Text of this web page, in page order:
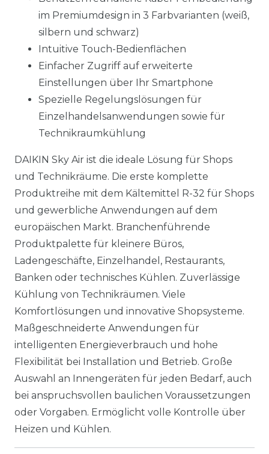
im Premiumdesign in 3 Farbvarianten (weiß,
silbern und schwarz)
Intuitive Touch-Bedienflächen
Einfacher Zugriff auf erweiterte
Einstellungen über Ihr Smartphone
Spezielle Regelungslösungen für
Einzelhandelsanwendungen sowie für
Technikraumkühlung
DAIKIN Sky Air ist die ideale Lösung für Shops
und Technikräume. Die erste komplette
Produktreihe mit dem Kältemittel R-32 für Shops
und gewerbliche Anwendungen auf dem
europäischen Markt. Branchenführende
Produktpalette für kleinere Büros,
Ladengeschäfte, Einzelhandel, Restaurants,
Banken oder technisches Kühlen. Zuverlässige
Kühlung von Technikräumen. Viele
Komfortlösungen und innovative Shopsysteme.
Maßgeschneiderte Anwendungen für
intelligenten Energieverbrauch und hohe
Flexibilität bei Installation und Betrieb. Große
Auswahl an Innengeräten für jeden Bedarf, auch
bei anspruchsvollen baulichen Voraussetzungen
oder Vorgaben. Ermöglicht volle Kontrolle über
Heizen und Kühlen.